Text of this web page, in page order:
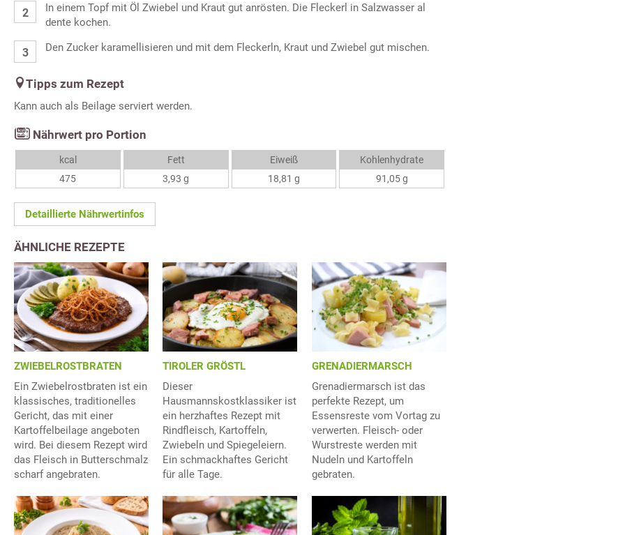
In einem Topf mit Öl Zwiebel und Kraut gut anrösten. Die Fleckerl in Salzwasser al
dente kochen.
Den Zucker karamellisieren und mit dem Fleckerln, Kraut und Zwiebel gut mischen.
Tipps zum Rezept
Kann auch als Beilage serviert werden.
Nährwert pro Portion
kcal
475
Fett
3,93 g
Eiweiß
18,81 g
Kohlenhydrate
91,05 g
Detaillierte Nährwertinfos
ÄHNLICHE REZEPTE
ZWIEBELROSTBRATEN
Ein Zwiebelrostbraten ist ein
klassisches, traditionelles
Gericht, das mit einer
Kartoffelbeilage angeboten
wird. Bei diesem Rezept wird
das Fleisch in Butterschmalz
scharf angebraten.
TIROLER GRÖSTL
Dieser
Hausmannskostklassiker ist
ein herzhaftes Rezept mit
Rindfleisch, Kartoffeln,
Zwiebeln und Spiegeleiern.
Ein schmackhaftes Gericht
für alle Tage.
GRENADIERMARSCH
Grenadiermarsch ist das
perfekte Rezept, um
Essensreste vom Vortag zu
verwerten. Fleisch- oder
Wurstreste werden mit
Nudeln und Kartoffeln
gebraten.